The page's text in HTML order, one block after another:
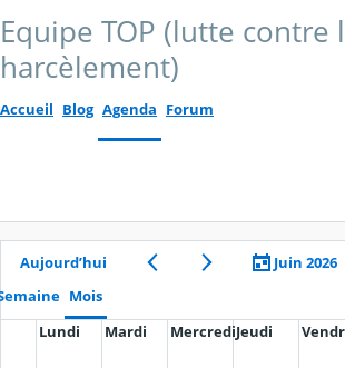
Equipe TOP (lutte contre
harcèlement)
Accueil Blog Agenda Forum
Aujourd’hui
Juin 2026
Mois
Lundi
Mardi MercrediJeudi